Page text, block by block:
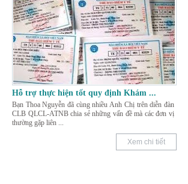
Hỗ trợ thực hiện tốt quy định Khám ...
Bạn Thoa Nguyễn đã cùng nhiều Anh Chị trên diễn đàn
CLB QLCL-ATNB chia sẻ những vấn đề mà các đơn vị
thường gặp liên
Xem chi tiết